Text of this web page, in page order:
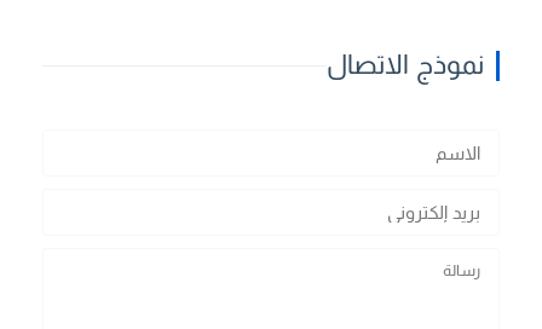
نموذج الاتصال